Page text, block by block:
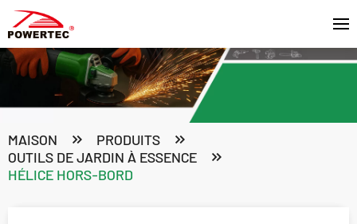
MAISON
PRODUITS
OUTILS DE JARDIN À ESSENCE
HÉLICE HORS-BORD